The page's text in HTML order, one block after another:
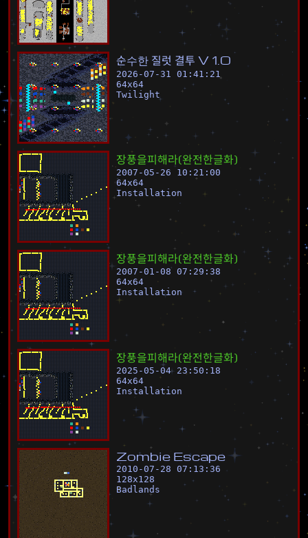
순수한 질럿 결투 V 1 0
2026-07-31 01:41:21
64x64
Twilight
장풍을피해라(완전한글화)
2007-05-26 10:21:00
64x64
Installation
장풍을피해라(완전한글화)
2007-01-08 07:29:38
64x64
Installation
장풍을피해라(완전한글화)
2025-05-04 23:50:18
64x64
Installation
Zombie Escape
2010-07-28 07:13:36
128x128
Badlands